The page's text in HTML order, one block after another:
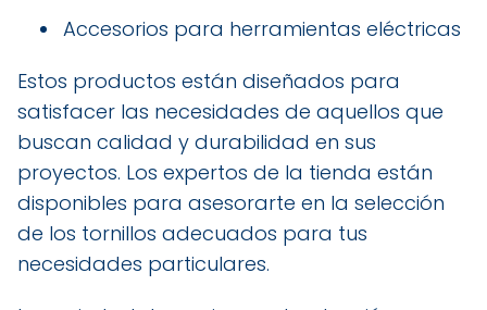
Accesorios para herramientas eléctricas
Estos productos están diseñados para
satisfacer las necesidades de aquellos que
buscan calidad y durabilidad en sus
proyectos. Los expertos de la tienda están
disponibles para asesorarte en la selección
de los tornillos adecuados para tus
necesidades particulares.